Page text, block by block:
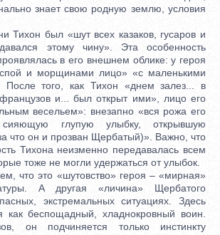
знает свою родную землю, условия
был «шут всех казаков, гусаров и
этому чину». Эта особенность
в его внешнем облике: у героя
и морщинами лицо» «с маленькими
После того, как Тихон «днем залез... в
и... был открыт ими», лицо его
весельем»: внезапно «вся рожа его
глупую улыбку, открывшую
что он и прозван Щербатый)». Важно, что
Тихона неизменно передавалась всем
тоже не могли удержаться от улыбок.
что это «шутовство» героя – «мирная»
А другая «личина» Щербатого
экстремальных ситуациях. Здесь
как беспощадный, хладнокровный воин.
он подчиняется только инстинкту